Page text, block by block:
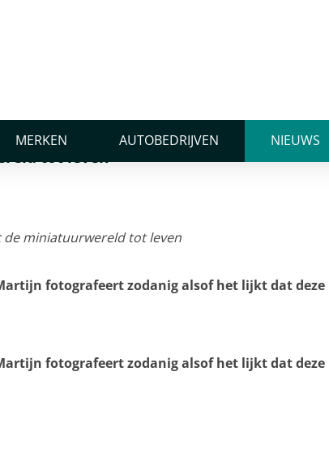
MERKEN AUTOBEDRIJVEN NIEUWS
tot leven
fotografeert zodanig alsof het lijkt dat deze
fotografeert zodanig alsof het lijkt dat deze